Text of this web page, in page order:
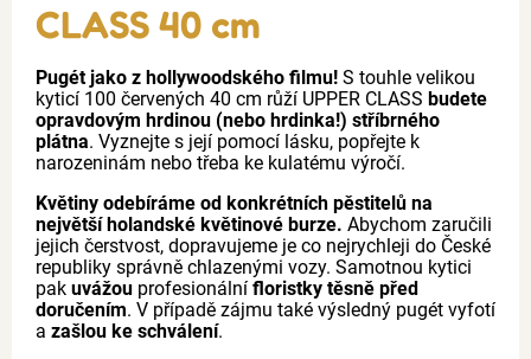
CLASS 40 cm
Pugét jako z hollywoodského filmu! S touhle velikou
kyticí 100 červených 40 cm růží UPPER CLASS budete
opravdovým hrdinou (nebo hrdinka!) stříbrného
plátna. Vyznejte s její pomocí lásku, popřejte k
narozeninám nebo třeba ke kulatému výročí.
Květiny odebíráme od konkrétních pěstitelů na
největší holandské květinové burze. Abychom zaručili
jejich čerstvost, dopravujeme je co nejrychleji do České
republiky správně chlazenými vozy. Samotnou kytici
pak uvážou profesionální floristky těsně před
doručením. V případě zájmu také výsledný pugét vyfotí
a zašlou ke schválení.